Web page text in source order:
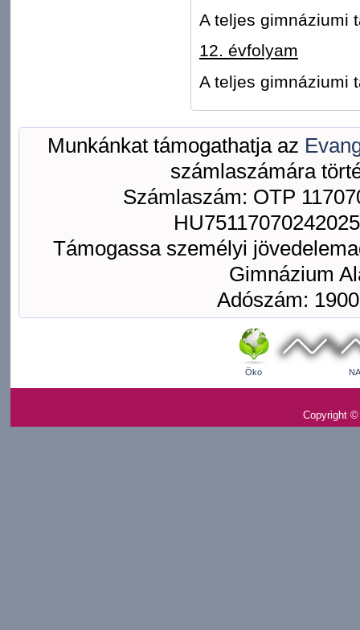
A teljes gimnáziumi
12. évfolyam
A teljes gimnáziumi
Munkánkat támogathatja az
számlaszámára
Számlaszám: OTP
Támogassa személyi
Gimnázium
Adószám:
Öko
Copyright